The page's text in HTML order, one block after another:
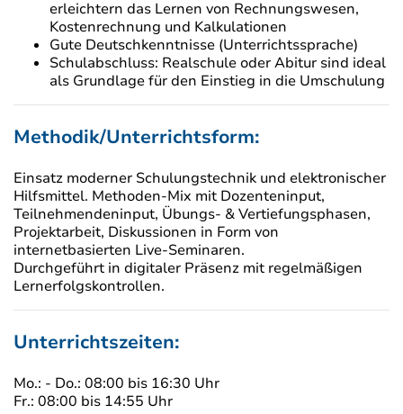
erleichtern das Lernen von Rechnungswesen,
Kostenrechnung und Kalkulationen
Gute Deutschkenntnisse (Unterrichtssprache)
Schulabschluss: Realschule oder Abitur sind ideal
als Grundlage für den Einstieg in die Umschulung
Methodik/Unterrichtsform:
Einsatz moderner Schulungstechnik und elektronischer
Hilfsmittel. Methoden-Mix mit Dozenteninput,
Teilnehmendeninput, Übungs- & Vertiefungsphasen,
Projektarbeit, Diskussionen in Form von
internetbasierten Live-Seminaren.
Durchgeführt in digitaler Präsenz mit regelmäßigen
Lernerfolgskontrollen.
Unterrichtszeiten:
Mo.: - Do.: 08:00 bis 16:30 Uhr
Fr.: 08:00 bis 14:55 Uhr